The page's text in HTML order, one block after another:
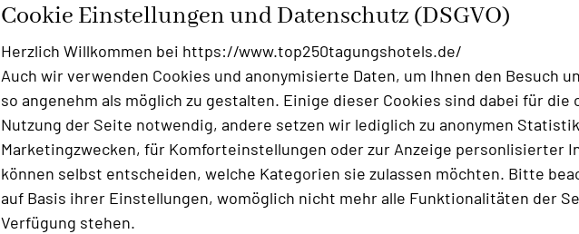
Cookie Einstellungen und Datenschutz (DSGVO)
Herzlich Willkommen bei https://www.top250tagungshotels.de/
Auch wir verwenden Cookies und anonymisierte Daten, um Ihnen den Besuch
so angenehm als möglich zu gestalten. Einige dieser Cookies sind dabei für die
Nutzung der Seite notwendig, andere setzen wir lediglich zu anonymen
Marketingzwecken, für Komforteinstellungen oder zur Anzeige personlisierter
können selbst entscheiden, welche Kategorien sie zulassen möchten. Bitte
auf Basis ihrer Einstellungen, womöglich nicht mehr alle Funktionalitäten der
Verfügung stehen.